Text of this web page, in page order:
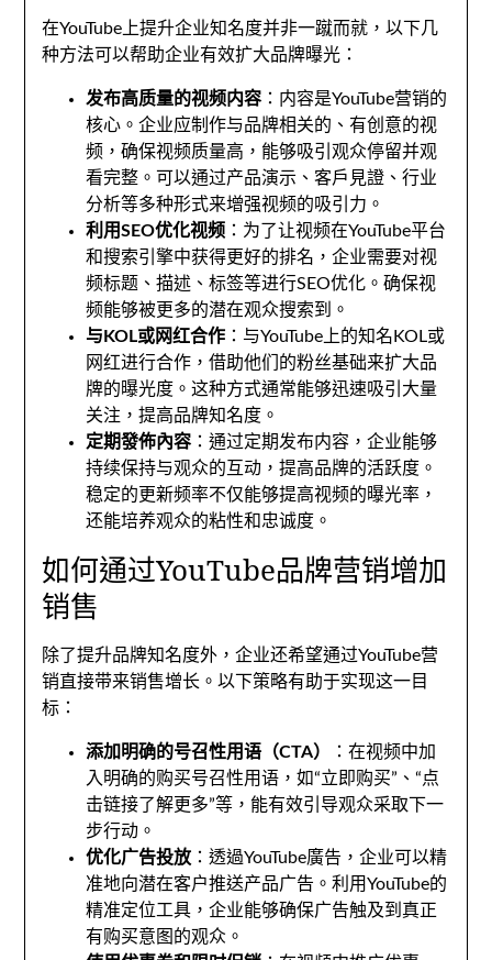
在YouTube上提升企业知名度并非一蹴而就 ，以下几
种方法可以帮助企业有效扩大品牌曝光 ：
发布高质量的视频内容 ： 内容是YouTube营销的
核心 。企业应制作与品牌相关的 、有创意的视
频 ，确保视频质量高 ， 能够吸引观众停留并观
看完整 。 可以通过产品演示 、客戶見證、行业
分析等多种形式来增强视频的吸引力 。
利用SEO优化视频 ： 为了让视频在YouTube平台
和搜索引擎中获得更好的排名 ，企业需要对视
频标题 、描述、标签等进行SEO优化 。确保视
频能够被更多的潜在观众搜索到 。
与KOL或网红合作 ： 与YouTube上的知名KOL或
网红进行合作 ，借助他们的粉丝基础来扩大品
牌的曝光度 。这种方式通常能够迅速吸引大量
关注 ，提高品牌知名度。
定期發佈內容 ：通过定期发布内容 ，企业能够
持续保持与观众的互动 ，提高品牌的活跃度 。
稳定的更新频率不仅能够提高视频的曝光率 ，
还能培养观众的粘性和忠诚度 。
如何通过YouTube品牌营销增加
销售
除了提升品牌知名度外 ，企业还希望通过YouTube营
销直接带来销售增长 。以下策略有助于实现这一目
标 ：
添加明确的号召性用语（CTA） ：在视频中加
入明确的购买号召性用语 ，如“立即购买” 、“点
击链接了解更多”等 ， 能有效引导观众采取下一
步行动 。
优化广告投放 ：透過YouTube廣告，企业可以精
准地向潜在客户推送产品广告 。利用YouTube的
精准定位工具 ，企业能够确保广告触及到真正
有购买意图的观众 。